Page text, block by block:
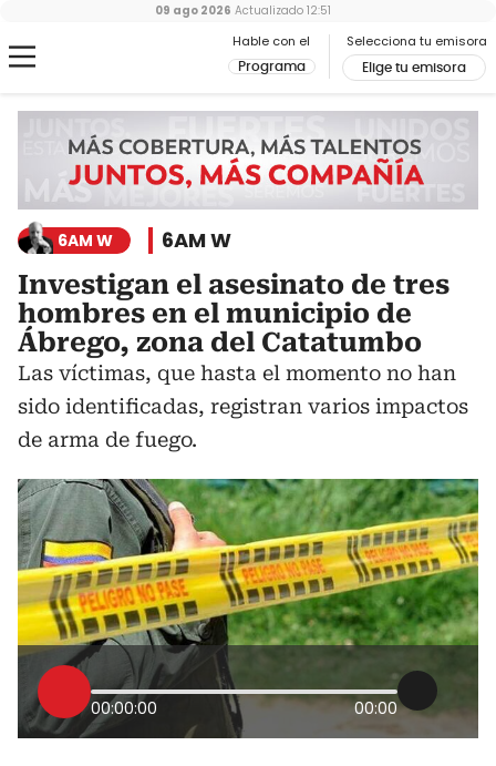
Hable con el
Programa
Selecciona tu emisora
Elige tu emisora
09 ago 2026 Actualizado 12:51
6AM W 6AM W
Investigan el asesinato de tres
hombres en el municipio de
Ábrego, zona del Catatumbo
Las víctimas, que hasta el momento no han
sido identificadas, registran varios impactos
de arma de fuego.
00:00:00 00:00